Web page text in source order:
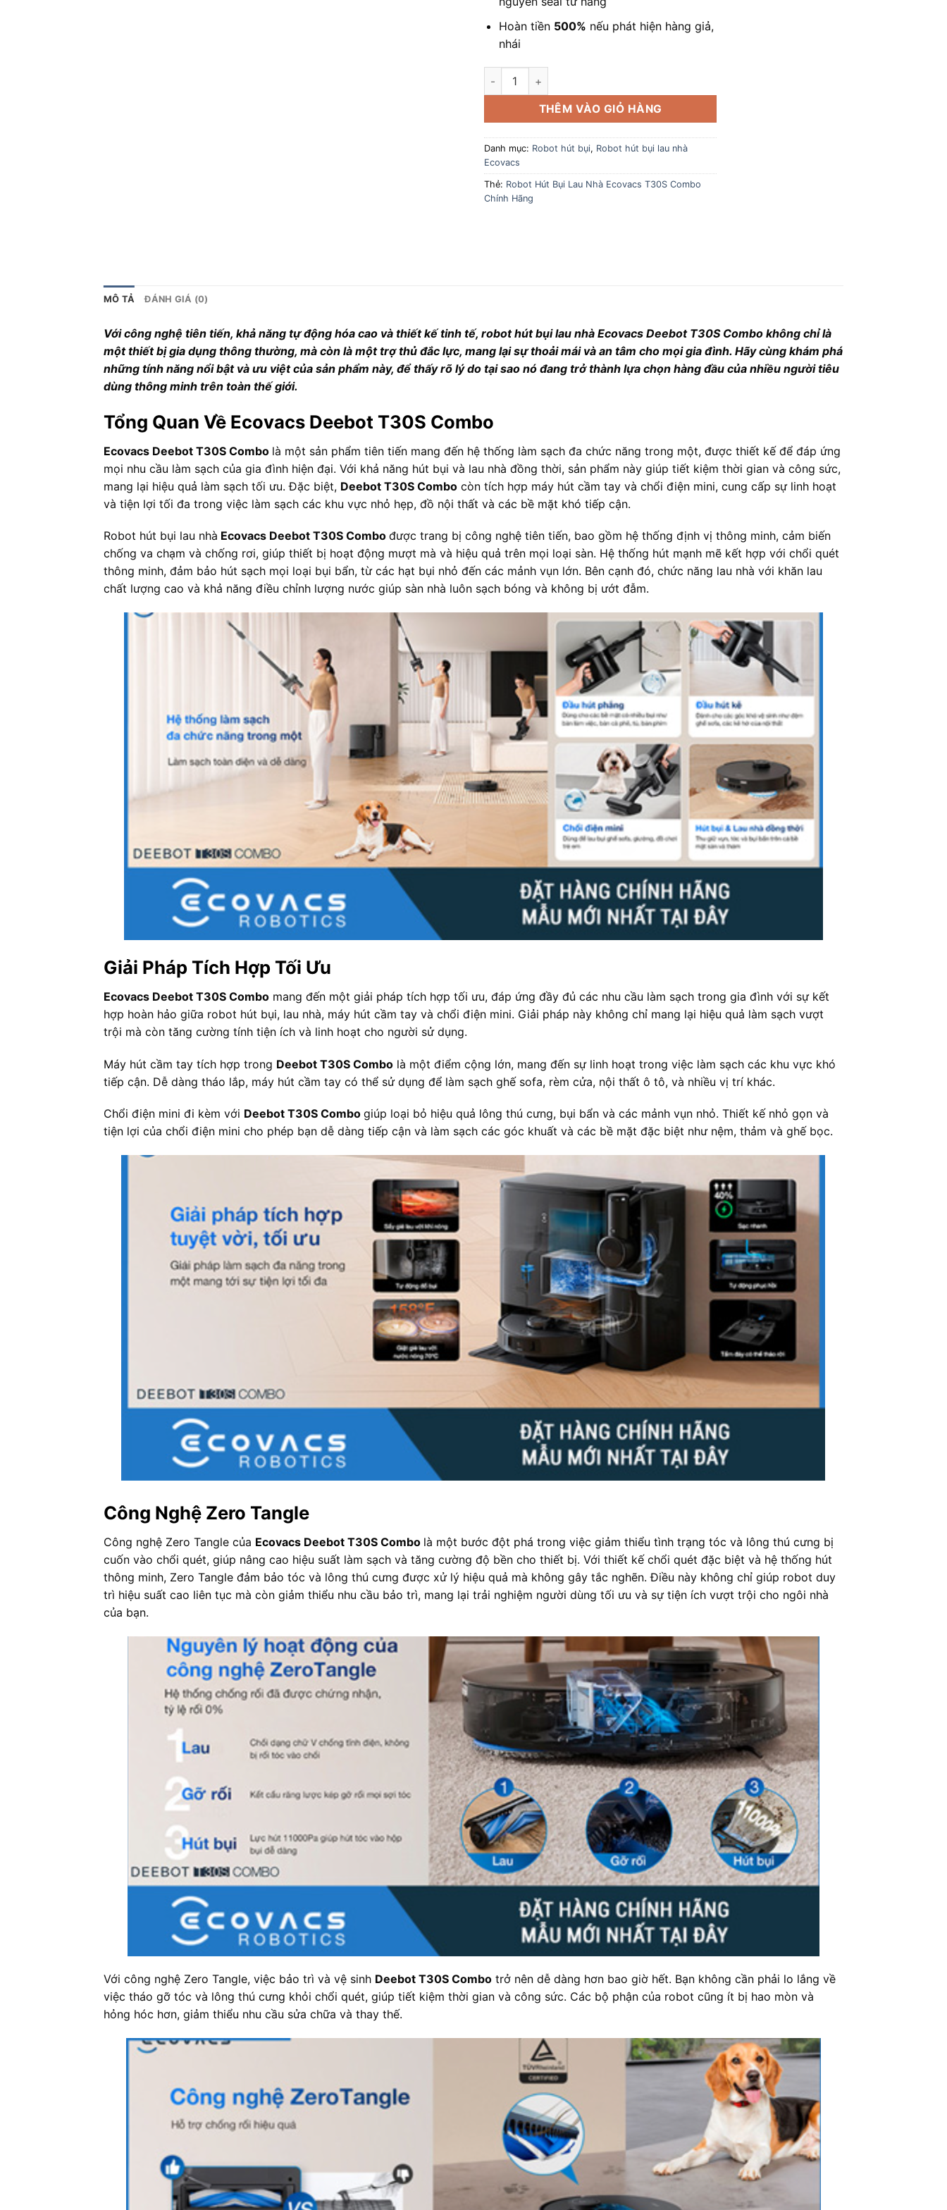
Hoàn tiền 500% nếu phát hiện hàng giả,
nhái
Robot Hút Bụi Lau Nhà Ecovacs T30S Combo Chính Hãng số lượng
THÊM VÀO GIỎ HÀNG
Danh mục: Robot hút bụi, Robot hút bụi lau nhà
Ecovacs
Thẻ: Robot Hút Bụi Lau Nhà Ecovacs T30S Combo
Chính Hãng
MÔ TẢ ĐÁNH GIÁ (0)
Với công nghệ tiên tiến, khả năng tự động hóa cao và thiết kế tinh tế, robot hút bụi lau nhà Ecovacs Deebot T30S Combo không chỉ là
một thiết bị gia dụng thông thường, mà còn là một trợ thủ đắc lực, mang lại sự thoải mái và an tâm cho mọi gia đình. Hãy cùng khám phá
những tính năng nổi bật và ưu việt của sản phẩm này, để thấy rõ lý do tại sao nó đang trở thành lựa chọn hàng đầu của nhiều người tiêu
dùng thông minh trên toàn thế giới.
Tổng Quan Về Ecovacs Deebot T30S Combo
Ecovacs Deebot T30S Combo là một sản phẩm tiên tiến mang đến hệ thống làm sạch đa chức năng trong một, được thiết kế để đáp ứng
mọi nhu cầu làm sạch của gia đình hiện đại. Với khả năng hút bụi và lau nhà đồng thời, sản phẩm này giúp tiết kiệm thời gian và công sức,
mang lại hiệu quả làm sạch tối ưu. Đặc biệt, Deebot T30S Combo còn tích hợp máy hút cầm tay và chổi điện mini, cung cấp sự linh hoạt
và tiện lợi tối đa trong việc làm sạch các khu vực nhỏ hẹp, đồ nội thất và các bề mặt khó tiếp cận.
Robot hút bụi lau nhà Ecovacs Deebot T30S Combo được trang bị công nghệ tiên tiến, bao gồm hệ thống định vị thông minh, cảm biến
chống va chạm và chống rơi, giúp thiết bị hoạt động mượt mà và hiệu quả trên mọi loại sàn. Hệ thống hút mạnh mẽ kết hợp với chổi quét
thông minh, đảm bảo hút sạch mọi loại bụi bẩn, từ các hạt bụi nhỏ đến các mảnh vụn lớn. Bên cạnh đó, chức năng lau nhà với khăn lau
chất lượng cao và khả năng điều chỉnh lượng nước giúp sàn nhà luôn sạch bóng và không bị ướt đẫm.
Giải Pháp Tích Hợp Tối Ưu
Ecovacs Deebot T30S Combo mang đến một giải pháp tích hợp tối ưu, đáp ứng đầy đủ các nhu cầu làm sạch trong gia đình với sự kết
hợp hoàn hảo giữa robot hút bụi, lau nhà, máy hút cầm tay và chổi điện mini. Giải pháp này không chỉ mang lại hiệu quả làm sạch vượt
trội mà còn tăng cường tính tiện ích và linh hoạt cho người sử dụng.
Máy hút cầm tay tích hợp trong Deebot T30S Combo là một điểm cộng lớn, mang đến sự linh hoạt trong việc làm sạch các khu vực khó
tiếp cận. Dễ dàng tháo lắp, máy hút cầm tay có thể sử dụng để làm sạch ghế sofa, rèm cửa, nội thất ô tô, và nhiều vị trí khác.
Chổi điện mini đi kèm với Deebot T30S Combo giúp loại bỏ hiệu quả lông thú cưng, bụi bẩn và các mảnh vụn nhỏ. Thiết kế nhỏ gọn và
tiện lợi của chổi điện mini cho phép bạn dễ dàng tiếp cận và làm sạch các góc khuất và các bề mặt đặc biệt như nệm, thảm và ghế bọc.
Công Nghệ Zero Tangle
Công nghệ Zero Tangle của Ecovacs Deebot T30S Combo là một bước đột phá trong việc giảm thiểu tình trạng tóc và lông thú cưng bị
cuốn vào chổi quét, giúp nâng cao hiệu suất làm sạch và tăng cường độ bền cho thiết bị. Với thiết kế chổi quét đặc biệt và hệ thống hút
thông minh, Zero Tangle đảm bảo tóc và lông thú cưng được xử lý hiệu quả mà không gây tắc nghẽn. Điều này không chỉ giúp robot duy
trì hiệu suất cao liên tục mà còn giảm thiểu nhu cầu bảo trì, mang lại trải nghiệm người dùng tối ưu và sự tiện ích vượt trội cho ngôi nhà
của bạn.
Với công nghệ Zero Tangle, việc bảo trì và vệ sinh Deebot T30S Combo trở nên dễ dàng hơn bao giờ hết. Bạn không cần phải lo lắng về
việc tháo gỡ tóc và lông thú cưng khỏi chổi quét, giúp tiết kiệm thời gian và công sức. Các bộ phận của robot cũng ít bị hao mòn và
hỏng hóc hơn, giảm thiểu nhu cầu sửa chữa và thay thế.